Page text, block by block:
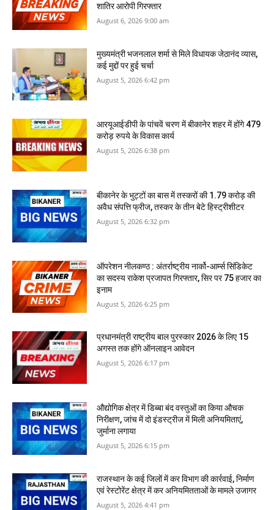
शातिर आरोपी गिरफ्तार
August 6, 2026 9:00 am
मुख्यमंत्री भजनलाल शर्मा से मिले विधायक जेठानंद व्यास,
कई मुद्दों पर हुई चर्चा
August 5, 2026 6:42 pm
आरयूआईडीपी के पांचवें चरण में बीकानेर शहर में होंगे 479
करोड़ रुपये के विकास कार्य
August 5, 2026 6:38 pm
बीकानेर के भुट्टों का बास में तस्‍करों की 1.79 करोड़ की
अवैध संपत्ति फ्रीज, तस्‍कर के तीन बेटे हिस्‍ट्रीशीटर
August 5, 2026 6:32 pm
ऑपरेशन नीलकण्ठ : अंतर्राष्ट्रीय नार्को-आर्म्स सिंडिकेट
का सदस्य राकेश प्रजापत गिरफ्तार, सिर पर 75 हजार का
इनाम
August 5, 2026 6:25 pm
प्रधानमंत्री राष्ट्रीय बाल पुरस्कार 2026 के लिए 15
अगस्त तक होंगे ऑनलाइन आवेदन
August 5, 2026 6:17 pm
औद्योगिक क्षेत्र में डिब्बा बंद वस्तुओं का किया औचक
निरीक्षण, जांच में दो इंडस्ट्रीज में मिली अनियमिताएं,
जुर्माना लगाया
August 5, 2026 6:15 pm
राजस्‍थान के कई जिलों में कर विभाग की कार्रवाई, निर्माण
एवं रेस्टोरेंट क्षेत्र में कर अनियमितताओं के मामले उजागर
August 5, 2026 4:41 pm